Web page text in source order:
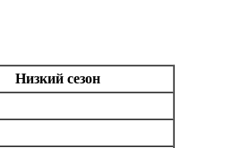
Низкий сезон